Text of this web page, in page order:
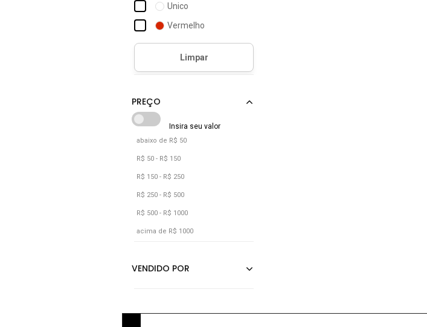
Unico
Vermelho
abaixo de R$ 50
R$ 50 - R$ 150
R$ 150 - R$ 250
R$ 250 - R$ 500
R$ 500 - R$ 1000
acima de R$ 1000